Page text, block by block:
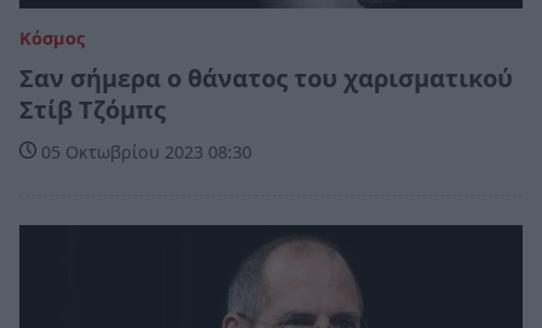
Κόσμος
Σαν σήμερα ο θάνατος του χαρισματικού
Στίβ Τζόμπς
05 Οκτωβρίου 2023 08:30